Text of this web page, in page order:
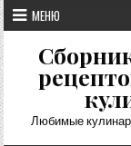
Перейти
к
содержимому
МЕНЮ
Любимые